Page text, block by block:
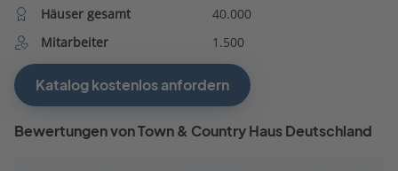
Häuser gesamt
40.000
Mitarbeiter
1.500
Katalog kostenlos anfordern
Bewertungen von Town & Country Haus Deutschland